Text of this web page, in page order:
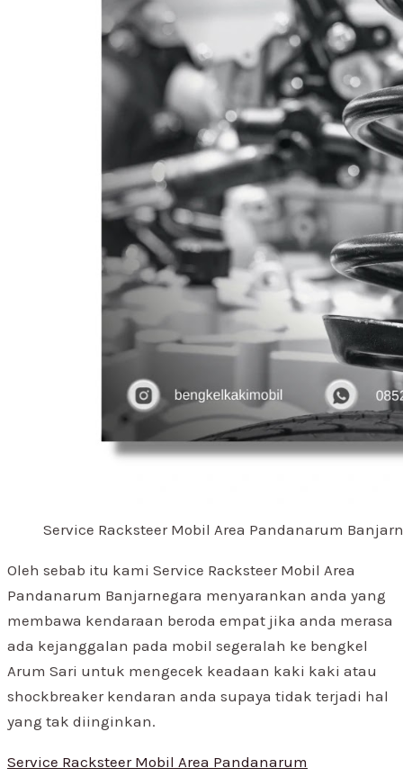
Service Racksteer Mobil Area Pandanarum
Oleh sebab itu kami Service Racksteer Mobil Area
Pandanarum Banjarnegara menyarankan anda yang
membawa kendaraan beroda empat jika anda merasa
ada kejanggalan pada mobil segeralah ke bengkel
Arum Sari untuk mengecek keadaan kaki kaki atau
shockbreaker kendaran anda supaya tidak terjadi hal
yang tak diinginkan.
Service Racksteer Mobil Area Pandanarum